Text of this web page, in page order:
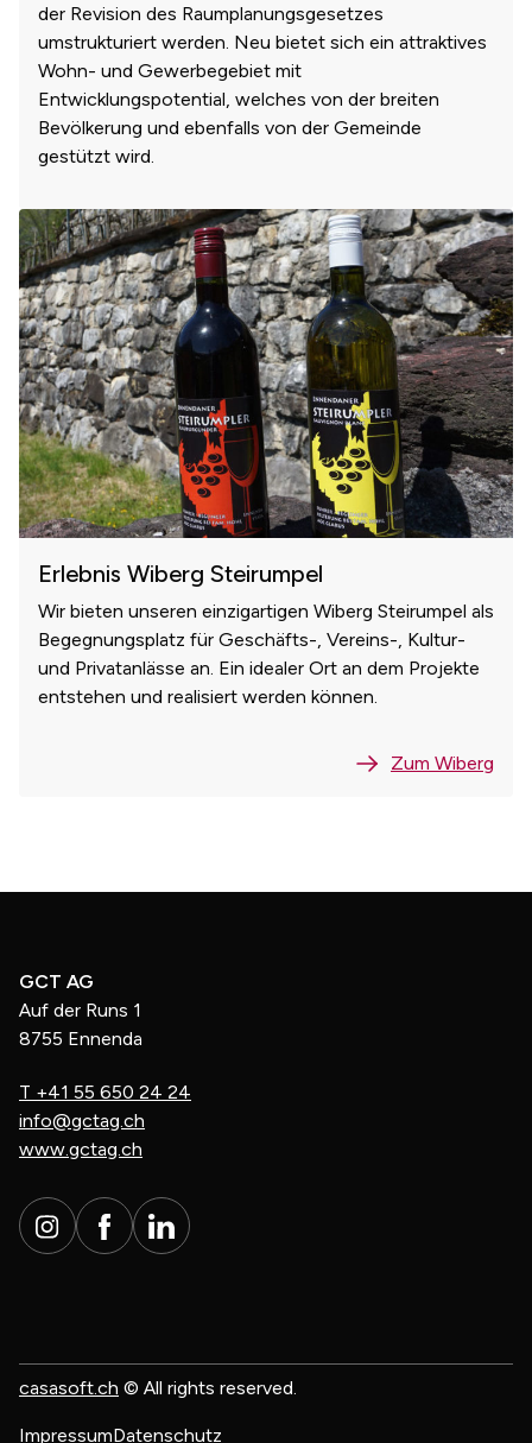
der Revision des Raumplanungsgesetzes
umstrukturiert werden. Neu bietet sich ein attraktives
Wohn- und Gewerbegebiet mit
Entwicklungspotential, welches von der breiten
Bevölkerung und ebenfalls von der Gemeinde
gestützt wird.
Erlebnis Wiberg Steirumpel
Wir bieten unseren einzigartigen Wiberg Steirumpel als
Begegnungsplatz für Geschäfts-, Vereins-, Kultur-
und Privatanlässe an. Ein idealer Ort an dem Projekte
entstehen und realisiert werden können.
Zum Wiberg
GCT AG
Auf der Runs 1
8755 Ennenda
T +41 55 650 24 24
info@gctag.ch
www.gctag.ch
casasoft.ch © All rights reserved.
ImpressumDatenschutz